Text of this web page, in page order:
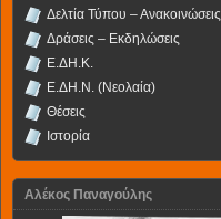
Δελτία Τύπου – Ανακοινώσεις
Δράσεις – Εκδηλώσεις
Ε.ΔΗ.Κ.
Ε.ΔΗ.Ν. (Νεολαία)
Θέσεις
Ιστορία
Αλέκος Παναγούλης